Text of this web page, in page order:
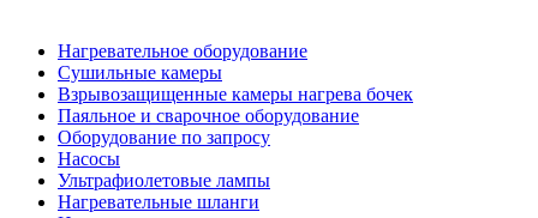
Нагревательное оборудование
Сушильные камеры
Взрывозащищенные камеры нагрева бочек
Паяльное и сварочное оборудование
Оборудование по запросу
Насосы
Ультрафиолетовые лампы
Нагревательные шланги